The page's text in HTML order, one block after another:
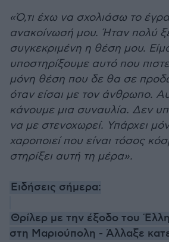
«Ό,τι έχω να σχολιάσω το
ανακοίνωσή μου. Ήταν πολύ
συγκεκριμένη η θέση μου.
υποστηρίξουμε αυτό που
μόνη θέση που δε θα σε
όταν είσαι με τον άνθρωπο.
κάνουμε μια συναυλία. Δεν
να με στενοχωρεί. Υπάρχει
χαροποιεί που είναι τόσος
στηρίξει αυτή τη μέρα».
Ειδήσεις σήμερα:
Θρίλερ με την έξοδο του
στη Μαριούπολη - Άλλαξε